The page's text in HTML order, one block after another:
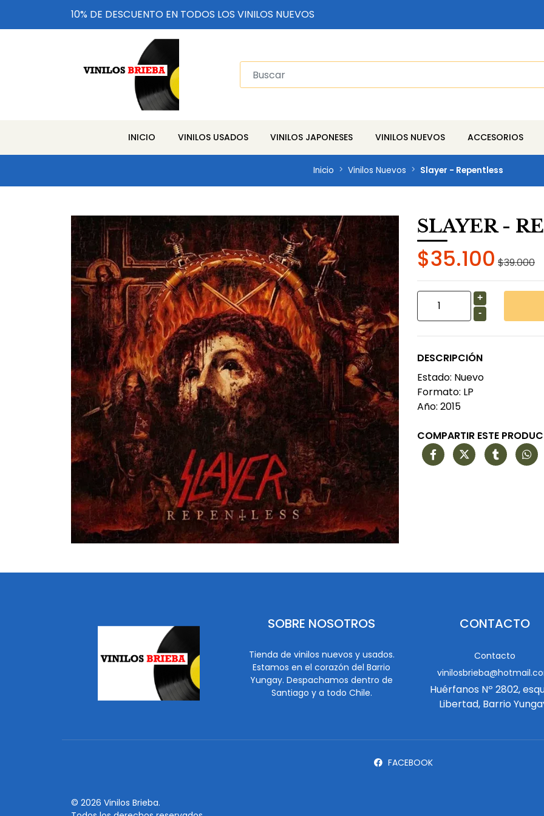
10% DE DESCUENTO EN TODOS LOS VINILOS NUEVOS
INICIO VINILOS USADOS VINILOS JAPONESES VINILOS NUEVOS ACCESORIOS
Inicio Vinilos Nuevos Slayer - Repentless
SLAYER -
$35.100 $39.000
+
-
DESCRIPCIÓN
Estado: Nuevo
Formato: LP
Año: 2015
COMPARTIR ESTE
SOBRE NOSOTROS
Tienda de vinilos nuevos y usados.
Estamos en el corazón del Barrio
Yungay. Despachamos dentro de
Santiago y a todo Chile.
CONTACTO
Contacto
Huérfanos Nº 2802,
Libertad, Barrio
FACEBOOK
© 2026 Vinilos Brieba.